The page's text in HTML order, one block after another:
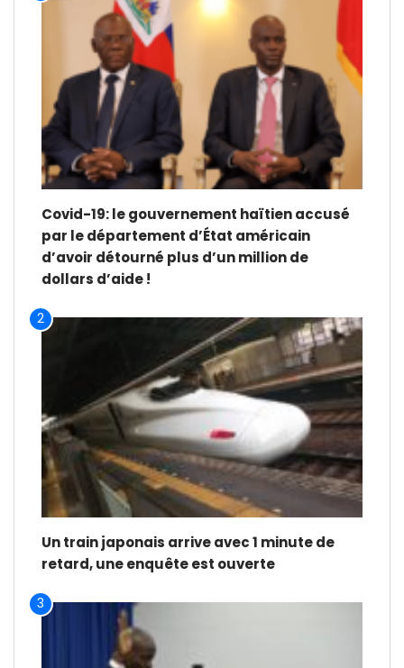
Covid-19: le gouvernement haïtien accusé
par le département d’État américain
d’avoir détourné plus d’un million de
dollars d’aide !
2
Un train japonais arrive avec 1 minute de
retard, une enquête est ouverte
3